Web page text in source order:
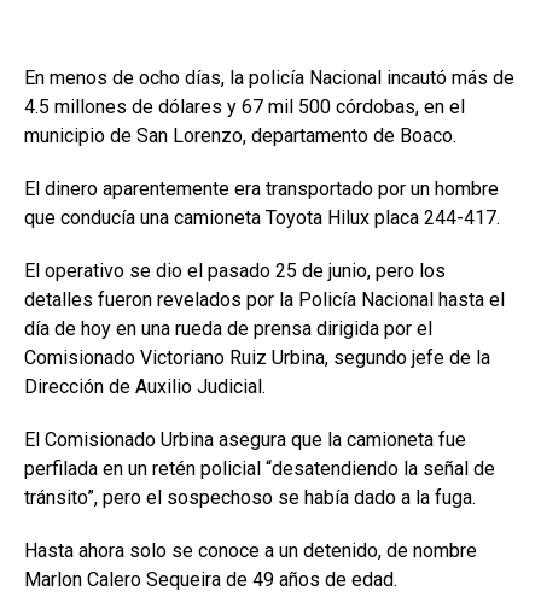
En menos de ocho días, la policía Nacional incautó más de
4.5 millones de dólares y 67 mil 500 córdobas, en el
municipio de San Lorenzo, departamento de Boaco.
El dinero aparentemente era transportado por un hombre
que conducía una camioneta Toyota Hilux placa 244-417.
El operativo se dio el pasado 25 de junio, pero los
detalles fueron revelados por la Policía Nacional hasta el
día de hoy en una rueda de prensa dirigida por el
Comisionado Victoriano Ruiz Urbina, segundo jefe de la
Dirección de Auxilio Judicial.
El Comisionado Urbina asegura que la camioneta fue
perfilada en un retén policial “desatendiendo la señal de
tránsito”, pero el sospechoso se había dado a la fuga.
Hasta ahora solo se conoce a un detenido, de nombre
Marlon Calero Sequeira de 49 años de edad.